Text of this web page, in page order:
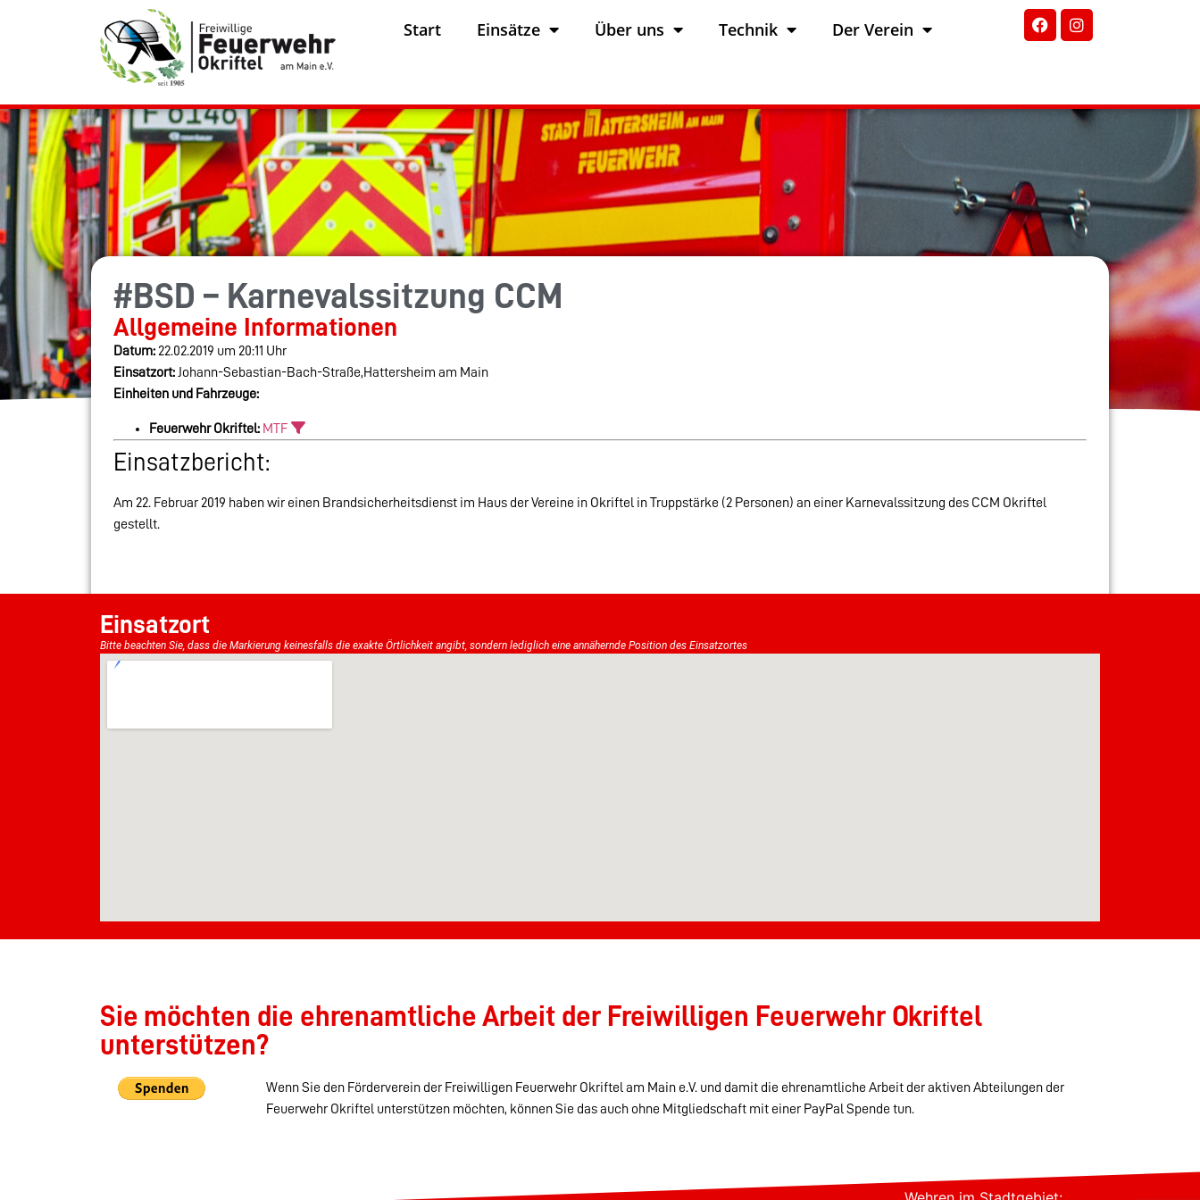
Start Einsätze Über uns Technik Der Verein
#BSD – Karnevalssitzung CCM
Allgemeine Informationen
Datum: 22.02.2019 um 20:11 Uhr
Einsatzort:Johann-Sebastian-Bach-Straße,Hattersheim am Main
Einheiten und Fahrzeuge:
Feuerwehr Okriftel: MTF
Einsatzbericht:
Am 22. Februar 2019 haben wir einen Brandsicherheitsdienst im Haus der Vereine in Okriftel in Truppstärke (2 Personen) an einer Karnevalssitzung des CCM Okriftel
gestellt.
Einsatzort
Bitte beachten Sie, dass die Markierung keinesfalls die exakte Örtlichkeit angibt, sondern lediglich eine annähernde Position des Einsatzortes
Sie möchten die ehrenamtliche Arbeit der Freiwilligen Feuerwehr Okriftel
unterstützen?
Wenn Sie den Förderverein der Freiwilligen Feuerwehr Okriftel am Main e.V. und damit die ehrenamtliche Arbeit der aktiven Abteilungen der
Feuerwehr Okriftel unterstützen möchten, können Sie das auch ohne Mitgliedschaft mit einer PayPal Spende tun.